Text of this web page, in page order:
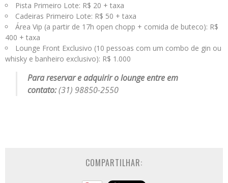
Pista Primeiro Lote: R$ 20 + taxa
Cadeiras Primeiro Lote: R$ 50 + taxa
Área Vip (a partir de 17h open chopp + comida de buteco): R$
400 + taxa
Lounge Front Exclusivo (10 pessoas com um combo de gin ou
whisky e banheiro exclusivo): R$ 1.000
Para reservar e adquirir o lounge entre em
contato:(31) 98850-2550
COMPARTILHAR: